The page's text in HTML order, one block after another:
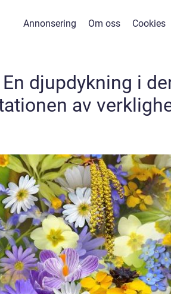
Annonsering Om oss Cookies
djupdykning i
av